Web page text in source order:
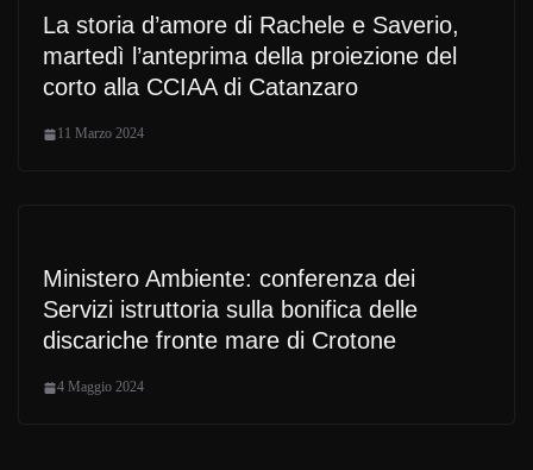
La storia d’amore di Rachele e Saverio,
martedì l’anteprima della proiezione del
corto alla CCIAA di Catanzaro
11 Marzo 2024
Ministero Ambiente: conferenza dei
Servizi istruttoria sulla bonifica delle
discariche fronte mare di Crotone
4 Maggio 2024